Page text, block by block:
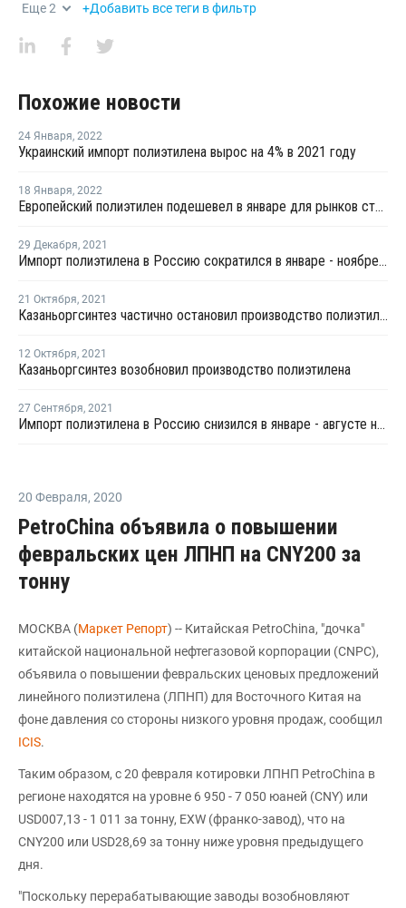
Еще2 +Добавить все теги в фильтр
Похожие новости
24 Января, 2022
Украинский импорт полиэтилена вырос на 4% в 2021 году
18 Января, 2022
Европейский полиэтилен подешевел в январе для рынков стран СНГ
29 Декабря, 2021
Импорт полиэтилена в Россию сократился в январе - ноябре на 7%
21 Октября, 2021
Казаньоргсинтез частично остановил производство полиэтилена
12 Октября, 2021
Казаньоргсинтез возобновил производство полиэтилена
27 Сентября, 2021
Импорт полиэтилена в Россию снизился в январе - августе на 11%
20 Февраля, 2020
PetroChina объявила о повышении
февральских цен ЛПНП на CNY200 за
тонну
МОСКВА (Маркет Репорт) -- Китайская PetroChina, "дочка"
китайской национальной нефтегазовой корпорации (CNPC),
объявила о повышении февральских ценовых предложений
линейного полиэтилена (ЛПНП) для Восточного Китая на
фоне давления со стороны низкого уровня продаж, сообщил
ICIS.
Таким образом, c 20 февраля котировки ЛПНП PetroChina в
регионе находятся на уровне 6 950 - 7 050 юаней (CNY) или
USD007,13 - 1 011 за тонну, EXW (франко-завод), что на
CNY200 или USD28,69 за тонну ниже уровня предыдущего
дня.
"Поскольку перерабатывающие заводы возобновляют